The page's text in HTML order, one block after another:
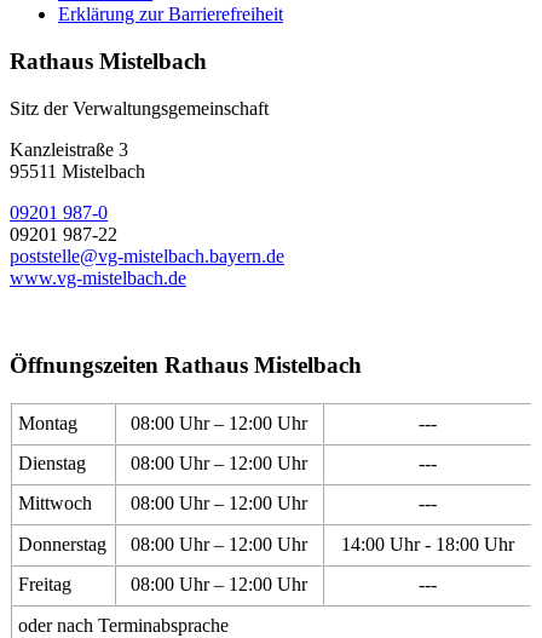
Erklärung zur Barrierefreiheit
Rathaus Mistelbach
Sitz der Verwaltungsgemeinschaft
Kanzleistraße 3
95511 Mistelbach
09201 987-0
09201 987-22
poststelle@vg-mistelbach.bayern.de
www.vg-mistelbach.de
Öffnungszeiten Rathaus Mistelbach
Montag 08:00 Uhr – 12:00 Uhr
---
Dienstag
08:00 Uhr – 12:00 Uhr
---
Mittwoch
08:00 Uhr – 12:00 Uhr
---
Donnerstag
08:00 Uhr – 12:00 Uhr
14:00 Uhr - 18:00 Uhr
Freitag
08:00 Uhr – 12:00 Uhr
---
oder nach Terminabsprache